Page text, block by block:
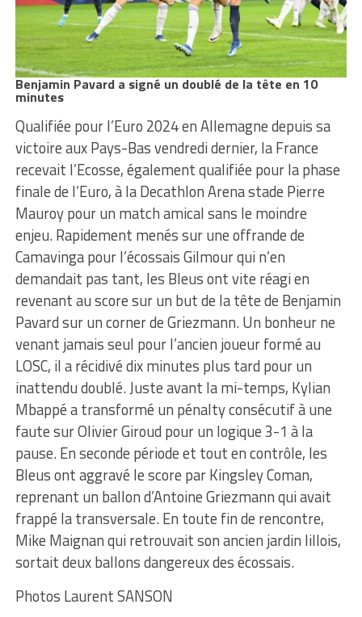
Benjamin Pavard a signé un doublé de la têteen 10
minutes
Qualifiée pour l’Euro 2024 en Allemagne depuis sa
victoire aux Pays-Bas vendredi dernier, la France
recevait l’Ecosse, également qualifiée pour la phase
finale de l’Euro, à la Decathlon Arena stade Pierre
Mauroy pour un match amical sans le moindre
enjeu. Rapidement menés sur une offrande de
Camavinga pour l’écossais Gilmour qui n’en
demandait pas tant, les Bleus ont vite réagi en
revenant au score sur un but de la tête de Benjamin
Pavard sur un corner de Griezmann. Un bonheur ne
venant jamais seul pour l’ancien joueur formé au
LOSC, il a récidivé dix minutes plus tard pour un
inattendu doublé. Juste avant la mi-temps, Kylian
Mbappé a transformé un pénalty consécutif à une
faute sur Olivier Giroud pour un logique 3-1 à la
pause. En seconde période et tout en contrôle, les
Bleus ont aggravé le score par Kingsley Coman,
reprenant un ballon d’Antoine Griezmann qui avait
frappé la transversale. En toute fin de rencontre,
Mike Maignan qui retrouvait son ancien jardin lillois,
sortait deux ballons dangereux des écossais.
Photos Laurent SANSON